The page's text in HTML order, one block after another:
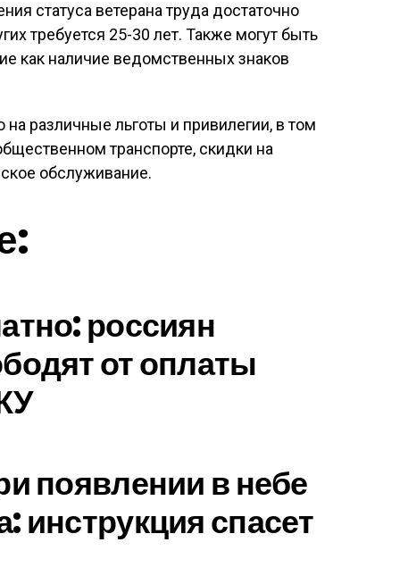
статуса ветерана труда достаточно
требуется 25-30 лет. Также могут быть
как наличие ведомственных знаков
на различные льготы и привилегии, в том
транспорте, скидки на
обслуживание.
россиян
от оплаты
появлении в небе
инструкция спасет